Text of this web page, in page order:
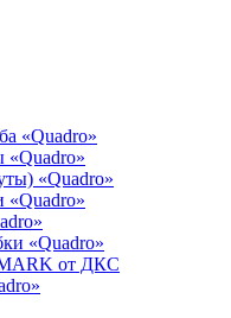
«Quadro»
«Quadro»
«Quadro»
«Quadro»
«Quadro»
от ДКС